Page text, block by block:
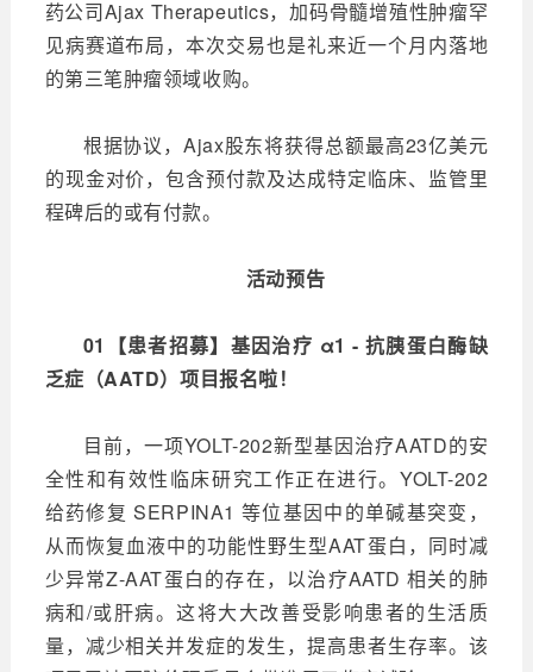
药公司Ajax Therapeutics，加码骨髓增殖性肿瘤罕
见病赛道布局，本次交易也是礼来近一个月内落地
的第三笔肿瘤领域收购。
根据协议，Ajax股东将获得总额最高23亿美元
的现金对价，包含预付款及达成特定临床、监管里
程碑后的或有付款。
活动预告
01【患者招募】基因治疗 α1 - 抗胰蛋白酶缺
乏症（AATD）项目报名啦！
目前，一项YOLT-202新型基因治疗AATD的安
全性和有效性临床研究工作正在进行。YOLT-202
给药修复 SERPINA1 等位基因中的单碱基突变，
从而恢复血液中的功能性野生型AAT蛋白，同时减
少异常Z-AAT蛋白的存在，以治疗AATD 相关的肺
病和/或肝病。这将大大改善受影响患者的生活质
量，减少相关并发症的发生，提高患者生存率。该